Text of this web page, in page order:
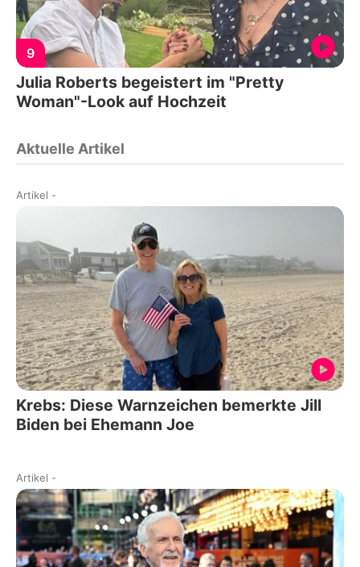
9
Julia Roberts begeistert im "Pretty
Woman"-Look auf Hochzeit
Aktuelle Artikel
Artikel -
Krebs: Diese Warnzeichen bemerkte Jill
Biden bei Ehemann Joe
Artikel -